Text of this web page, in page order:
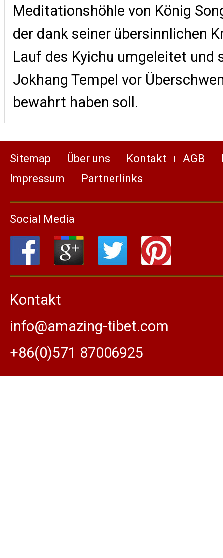
Meditationshöhle von König
der dank seiner übersinnlichen
Lauf des Kyichu umgeleitet und
Jokhang Tempel vor
bewahrt haben soll.
Sitemap Über uns Kontakt AGB
Impressum
Partnerlinks
Social Media
Kontakt
info@amazing-tibet.com
+86(0)571 87006925